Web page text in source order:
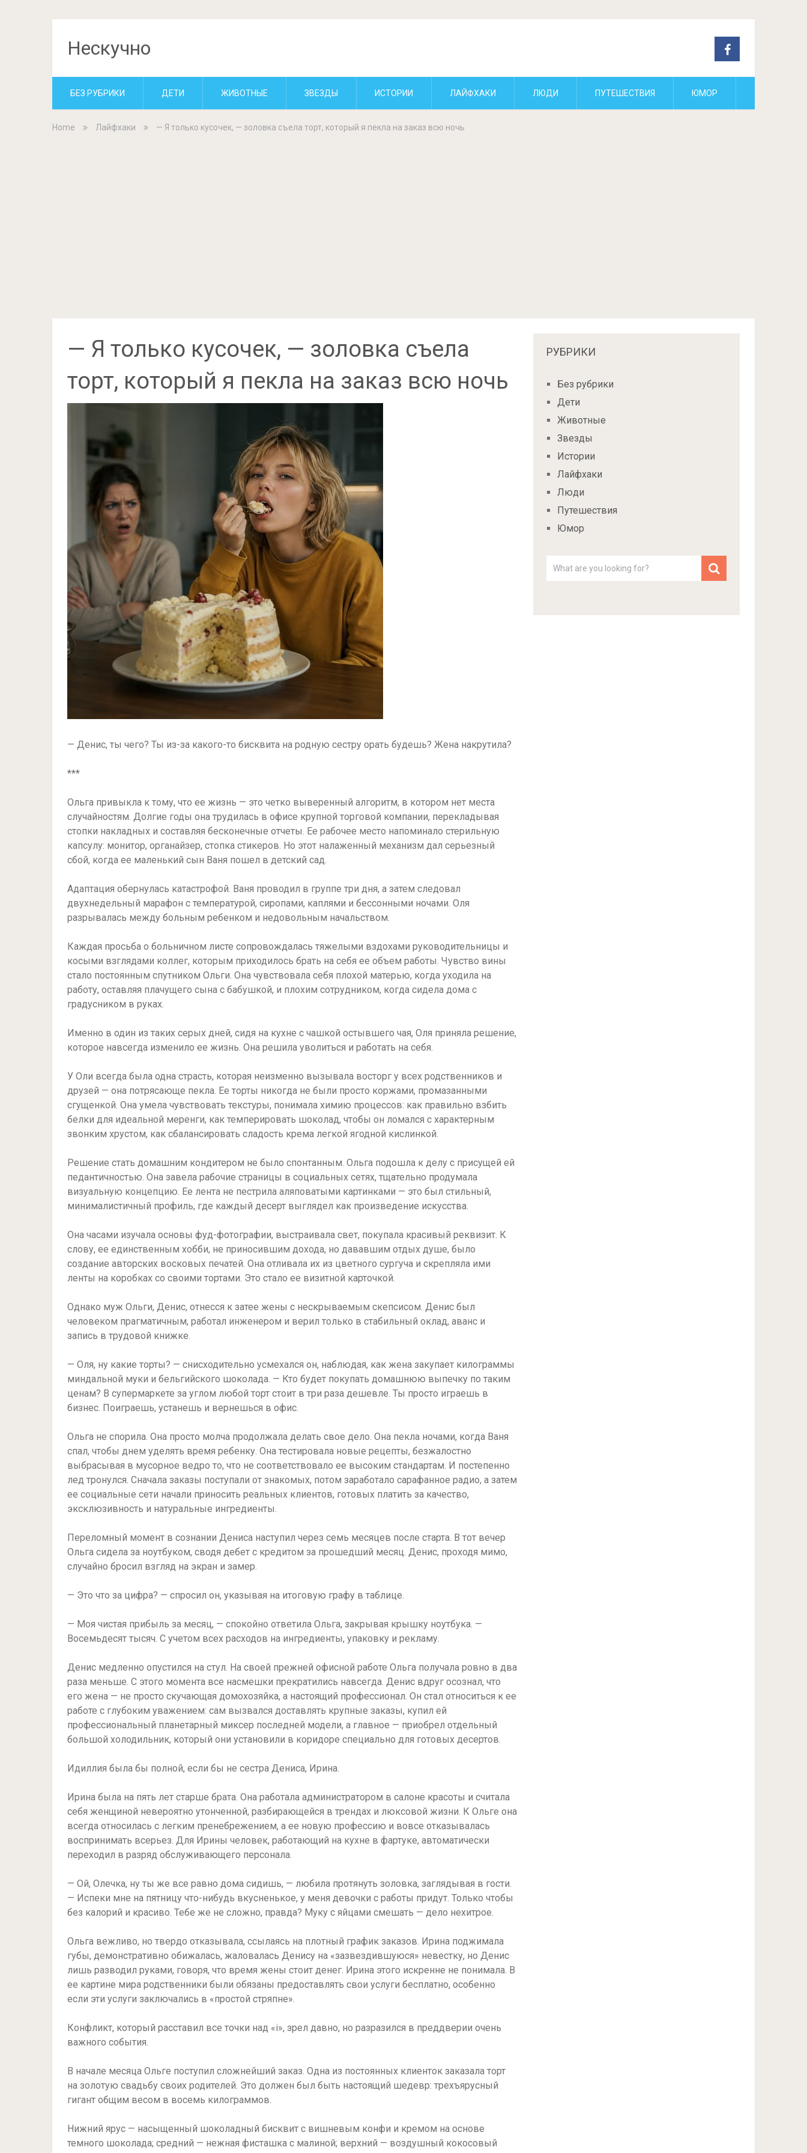
Нескучно
БЕЗ РУБРИКИ ДЕТИ ЖИВОТНЫЕ ЗВЕЗДЫ ИСТОРИИ ЛАЙФХАКИ ЛЮДИ ПУТЕШЕСТВИЯ ЮМОР
Home Лайфхаки — Я только кусочек, — золовка съела торт, который я пекла на заказ всю ночь
— Я только кусочек, — золовка съела
торт, который я пекла на заказ всю ночь
— Денис, ты чего? Ты из-за какого-то бисквита на родную сестру орать будешь? Жена накрутила?
***
Ольга привыкла к тому, что ее жизнь — это четко выверенный алгоритм, в котором нет места
случайностям. Долгие годы она трудилась в офисе крупной торговой компании, перекладывая
стопки накладных и составляя бесконечные отчеты. Ее рабочее место напоминало стерильную
капсулу: монитор, органайзер, стопка стикеров. Но этот налаженный механизм дал серьезный
сбой, когда ее маленький сын Ваня пошел в детский сад.
Адаптация обернулась катастрофой. Ваня проводил в группе три дня, а затем следовал
двухнедельный марафон с температурой, сиропами, каплями и бессонными ночами. Оля
разрывалась между больным ребенком и недовольным начальством.
Каждая просьба о больничном листе сопровождалась тяжелыми вздохами руководительницы и
косыми взглядами коллег, которым приходилось брать на себя ее объем работы. Чувство вины
стало постоянным спутником Ольги. Она чувствовала себя плохой матерью, когда уходила на
работу, оставляя плачущего сына с бабушкой, и плохим сотрудником, когда сидела дома с
градусником в руках.
Именно в один из таких серых дней, сидя на кухне с чашкой остывшего чая, Оля приняла решение,
которое навсегда изменило ее жизнь. Она решила уволиться и работать на себя.
У Оли всегда была одна страсть, которая неизменно вызывала восторг у всех родственников и
друзей — она потрясающе пекла. Ее торты никогда не были просто коржами, промазанными
сгущенкой. Она умела чувствовать текстуры, понимала химию процессов: как правильно взбить
белки для идеальной меренги, как темперировать шоколад, чтобы он ломался с характерным
звонким хрустом, как сбалансировать сладость крема легкой ягодной кислинкой.
Решение стать домашним кондитером не было спонтанным. Ольга подошла к делу с присущей ей
педантичностью. Она завела рабочие страницы в социальных сетях, тщательно продумала
визуальную концепцию. Ее лента не пестрила аляповатыми картинками — это был стильный,
минималистичный профиль, где каждый десерт выглядел как произведение искусства.
Она часами изучала основы фуд-фотографии, выстраивала свет, покупала красивый реквизит. К
слову, ее единственным хобби, не приносившим дохода, но дававшим отдых душе, было
создание авторских восковых печатей. Она отливала их из цветного сургуча и скрепляла ими
ленты на коробках со своими тортами. Это стало ее визитной карточкой.
Однако муж Ольги, Денис, отнесся к затее жены с нескрываемым скепсисом. Денис был
человеком прагматичным, работал инженером и верил только в стабильный оклад, аванс и
запись в трудовой книжке.
— Оля, ну какие торты? — снисходительно усмехался он, наблюдая, как жена закупает килограммы
миндальной муки и бельгийского шоколада. — Кто будет покупать домашнюю выпечку по таким
ценам? В супермаркете за углом любой торт стоит в три раза дешевле. Ты просто играешь в
бизнес. Поиграешь, устанешь и вернешься в офис.
Ольга не спорила. Она просто молча продолжала делать свое дело. Она пекла ночами, когда Ваня
спал, чтобы днем уделять время ребенку. Она тестировала новые рецепты, безжалостно
выбрасывая в мусорное ведро то, что не соответствовало ее высоким стандартам. И постепенно
лед тронулся. Сначала заказы поступали от знакомых, потом заработало сарафанное радио, а затем
ее социальные сети начали приносить реальных клиентов, готовых платить за качество,
эксклюзивность и натуральные ингредиенты.
Переломный момент в сознании Дениса наступил через семь месяцев после старта. В тот вечер
Ольга сидела за ноутбуком, сводя дебет с кредитом за прошедший месяц. Денис, проходя мимо,
случайно бросил взгляд на экран и замер.
— Это что за цифра? — спросил он, указывая на итоговую графу в таблице.
— Моя чистая прибыль за месяц, — спокойно ответила Ольга, закрывая крышку ноутбука. —
Восемьдесят тысяч. С учетом всех расходов на ингредиенты, упаковку и рекламу.
Денис медленно опустился на стул. На своей прежней офисной работе Ольга получала ровно в два
раза меньше. С этого момента все насмешки прекратились навсегда. Денис вдруг осознал, что
его жена — не просто скучающая домохозяйка, а настоящий профессионал. Он стал относиться к ее
работе с глубоким уважением: сам вызвался доставлять крупные заказы, купил ей
профессиональный планетарный миксер последней модели, а главное — приобрел отдельный
большой холодильник, который они установили в коридоре специально для готовых десертов.
Идиллия была бы полной, если бы не сестра Дениса, Ирина.
Ирина была на пять лет старше брата. Она работала администратором в салоне красоты и считала
себя женщиной невероятно утонченной, разбирающейся в трендах и люксовой жизни. К Ольге она
всегда относилась с легким пренебрежением, а ее новую профессию и вовсе отказывалась
воспринимать всерьез. Для Ирины человек, работающий на кухне в фартуке, автоматически
переходил в разряд обслуживающего персонала.
— Ой, Олечка, ну ты же все равно дома сидишь, — любила протянуть золовка, заглядывая в гости.
— Испеки мне на пятницу что-нибудь вкусненькое, у меня девочки с работы придут. Только чтобы
без калорий и красиво. Тебе же не сложно, правда? Муку с яйцами смешать — дело нехитрое.
Ольга вежливо, но твердо отказывала, ссылаясь на плотный график заказов. Ирина поджимала
губы, демонстративно обижалась, жаловалась Денису на «зазвездившуюся» невестку, но Денис
лишь разводил руками, говоря, что время жены стоит денег. Ирина этого искренне не понимала. В
ее картине мира родственники были обязаны предоставлять свои услуги бесплатно, особенно
если эти услуги заключались в «простой стряпне».
Конфликт, который расставил все точки над «i», зрел давно, но разразился в преддверии очень
важного события.
В начале месяца Ольге поступил сложнейший заказ. Одна из постоянных клиенток заказала торт
на золотую свадьбу своих родителей. Это должен был быть настоящий шедевр: трехъярусный
гигант общим весом в восемь килограммов.
Нижний ярус — насыщенный шоколадный бисквит с вишневым конфи и кремом на основе
темного шоколада; средний — нежная фисташка с малиной; верхний — воздушный кокосовый
РУБРИКИ
Без рубрики
Дети
Животные
Звезды
Истории
Лайфхаки
Люди
Путешествия
Юмор